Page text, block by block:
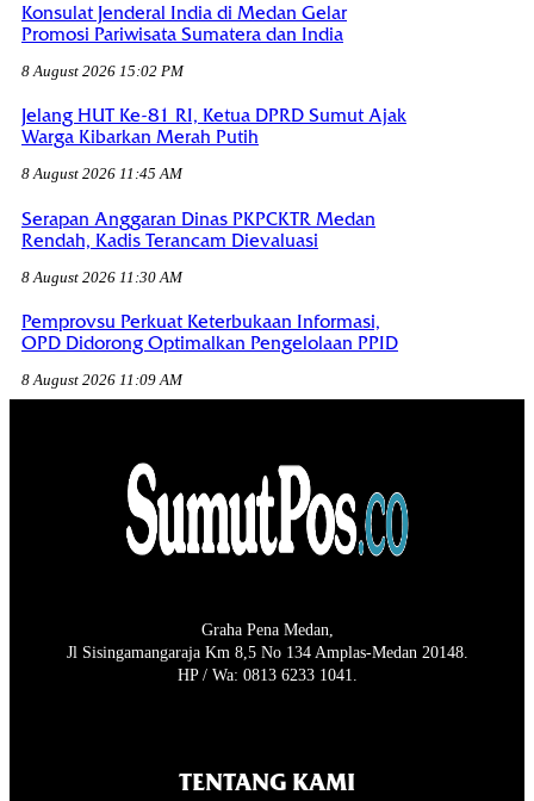
Konsulat Jenderal India di Medan Gelar
Promosi Pariwisata Sumatera dan India
8 August 2026 15:02 PM
Jelang HUT Ke-81 RI, Ketua DPRD Sumut Ajak
Warga Kibarkan Merah Putih
8 August 2026 11:45 AM
Serapan Anggaran Dinas PKPCKTR Medan
Rendah, Kadis Terancam Dievaluasi
8 August 2026 11:30 AM
Pemprovsu Perkuat Keterbukaan Informasi,
OPD Didorong Optimalkan Pengelolaan PPID
8 August 2026 11:09 AM
Graha Pena Medan,
Jl Sisingamangaraja Km 8,5 No 134 Amplas-Medan 20148.
HP / Wa: 0813 6233 1041.
TENTANG KAMI